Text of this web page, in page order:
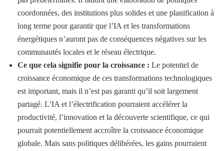
coordonnées, des institutions plus solides et une planification à
long terme pour garantir que l’IA et les transformations
énergétiques n’auront pas de conséquences négatives sur les
communautés locales et le réseau électrique.
Ce que cela signifie pour la croissance : Le potentiel de
croissance économique de ces transformations technologiques
est important, mais il n’est pas garanti qu’il soit largement
partagé. L’IA et l’électrification pourraient accélérer la
productivité, l’innovation et la découverte scientifique, ce qui
pourrait potentiellement accroître la croissance économique
globale. Mais sans politiques délibérées, les gains pourraient